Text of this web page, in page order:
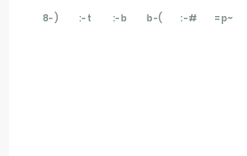
8-) :-t :-b b-( :-# =p~